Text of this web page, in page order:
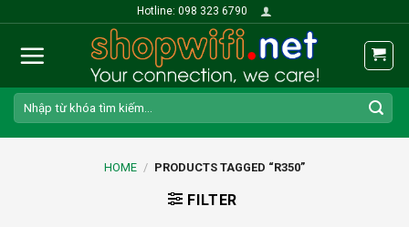
content
Hotline: 098 323 6790
Search
for:
HOME / PRODUCTS TAGGED “R350”
FILTER